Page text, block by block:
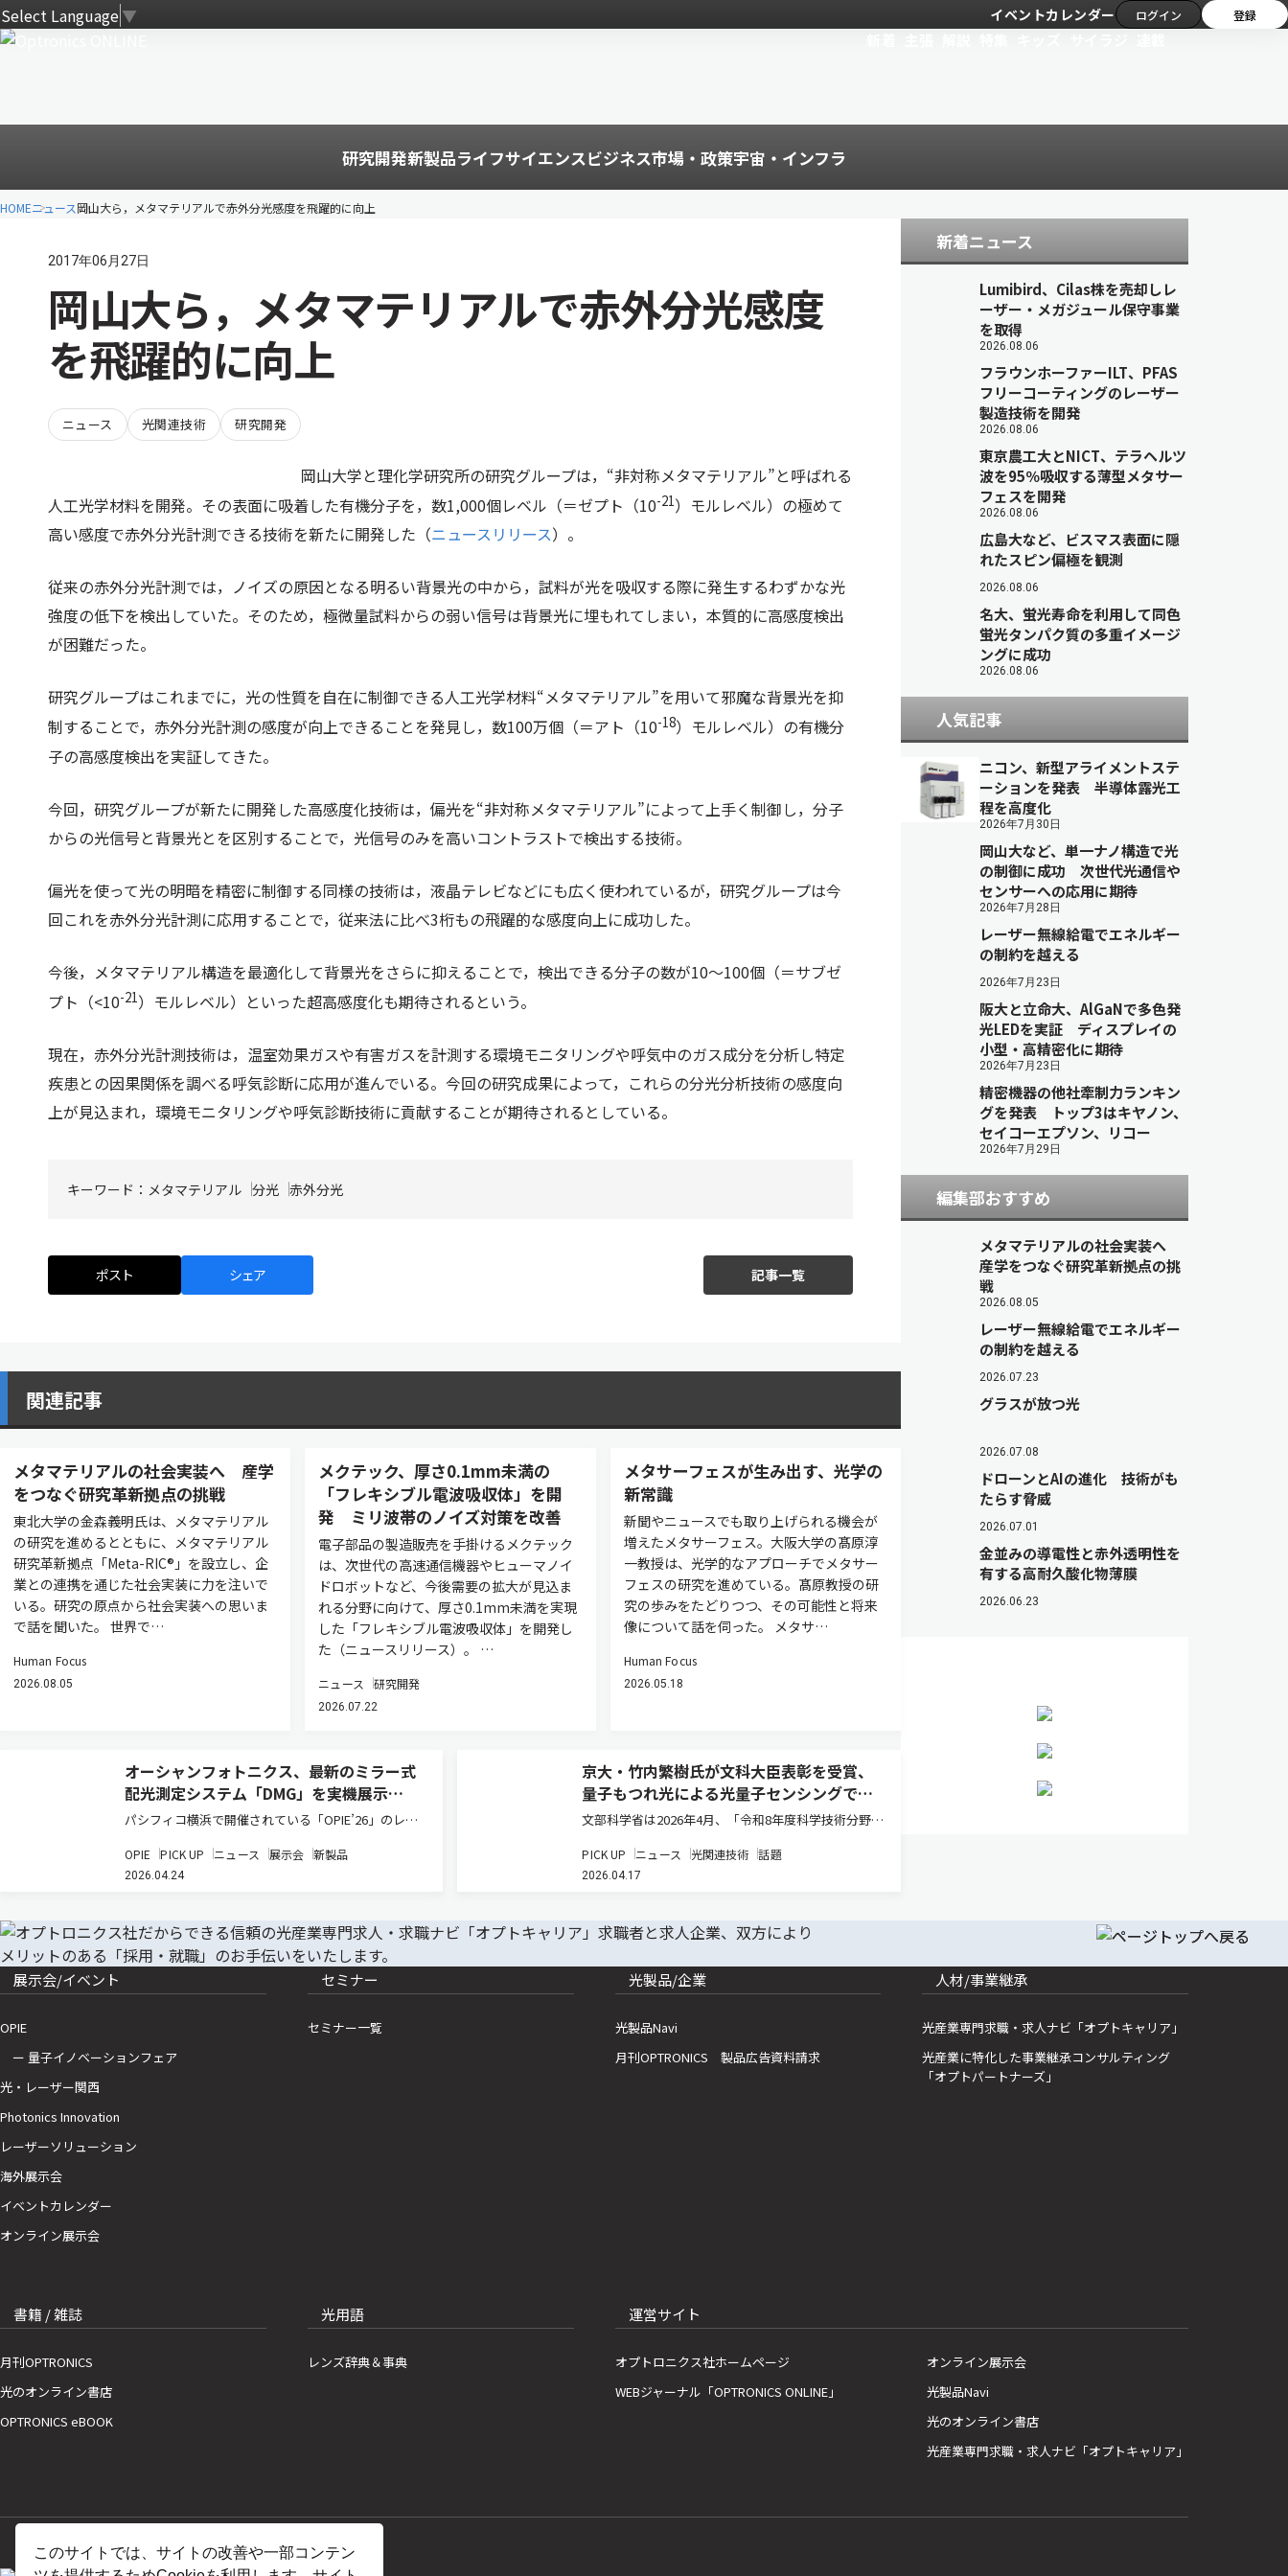
このサイトでは、サイトの改善や一部コンテン
Select Language▼ イベントカレンダー ログイン 登録
研究開発新製品ライフサイエンスビジネス市場・政策宇宙・インフラ
HOMEニュース岡山大ら，メタマテリアルで赤外分光感度を飛躍的に向上
2017年06月27日
岡山大ら，メタマテリアルで赤外分光感度
を飛躍的に向上
ニュース 光関連技術 研究開発
岡山大学と理化学研究所の研究グループは，“非対称メタマテリアル”と呼ばれる
人工光学材料を開発。その表面に吸着した有機分子を，数1,000個レベル（＝ゼプト（10-21）モルレベル）の極めて
高い感度で赤外分光計測できる技術を新たに開発した（ニュースリリース）。
従来の赤外分光計測では，ノイズの原因となる明るい背景光の中から，試料が光を吸収する際に発生するわずかな光
強度の低下を検出していた。そのため，極微量試料からの弱い信号は背景光に埋もれてしまい，本質的に高感度検出
が困難だった。
研究グループはこれまでに，光の性質を自在に制御できる人工光学材料“メタマテリアル”を用いて邪魔な背景光を抑
制することで，赤外分光計測の感度が向上できることを発見し，数100万個（＝アト（10-18）モルレベル）の有機分
子の高感度検出を実証してきた。
今回，研究グループが新たに開発した高感度化技術は，偏光を“非対称メタマテリアル”によって上手く制御し，分子
からの光信号と背景光とを区別することで，光信号のみを高いコントラストで検出する技術。
偏光を使って光の明暗を精密に制御する同様の技術は，液晶テレビなどにも広く使われているが，研究グループは今
回これを赤外分光計測に応用することで，従来法に比べ3桁もの飛躍的な感度向上に成功した。
今後，メタマテリアル構造を最適化して背景光をさらに抑えることで，検出できる分子の数が10～100個（＝サブゼ
プト（<10-21 ）モルレベル）といった超高感度化も期待されるという。
現在，赤外分光計測技術は，温室効果ガスや有害ガスを計測する環境モニタリングや呼気中のガス成分を分析し特定
疾患との因果関係を調べる呼気診断に応用が進んでいる。今回の研究成果によって，これらの分光分析技術の感度向
上が見込まれ，環境モニタリングや呼気診断技術に貢献することが期待されるとしている。
キーワード： メタマテリアル 分光 赤外分光
ポスト シェア 記事一覧
関連記事
メタマテリアルの社会実装へ 産学
をつなぐ研究革新拠点の挑戦
東北大学の金森義明氏は、メタマテリアル
の研究を進めるとともに、メタマテリアル
研究革新拠点「Meta-RIC®」を設立し、企
業との連携を通じた社会実装に力を注いで
いる。研究の原点から社会実装への思いま
で話を聞いた。 世界で…
Human Focus
2026.08.05
メクテック、厚さ0.1mm未満の
「フレキシブル電波吸収体」を開
発 ミリ波帯のノイズ対策を改善
電子部品の製造販売を手掛けるメクテック
は、次世代の高速通信機器やヒューマノイ
ドロボットなど、今後需要の拡大が見込ま
れる分野に向けて、厚さ0.1mm未満を実現
した「フレキシブル電波吸収体」を開発し
た（ニュースリリース）。 …
ニュース 研究開発
2026.07.22
メタサーフェスが生み出す、光学の
新常識
新聞やニュースでも取り上げられる機会が
増えたメタサーフェス。大阪大学の髙原淳
一教授は、光学的なアプローチでメタサー
フェスの研究を進めている。髙原教授の研
究の歩みをたどりつつ、その可能性と将来
像について話を伺った。 メタサ…
Human Focus
2026.05.18
オーシャンフォトニクス、最新のミラー式
配光測定システム「DMG」を実機展示
【OPIE26】
パシフィコ横浜で開催されている「OPIE’26」のレー
オーシャンフォトニクス株式会社は、次世代ディスプ
レイや高度な光学設計の評価を支援する最新のソリュ
OPIE PICK UP ニュース 展示会 新製品
2026.04.24
京大・竹内繁樹氏が文科大臣表彰を受賞、
量子もつれ光による光量子センシングで評
価
文部科学省は2026年4月、「令和8年度科学技術分野の
学技術賞（研究部門）において、京都大学大学院工学
研究科・教授の竹内繁樹氏が受賞した（ニュースリリ
PICK UP ニュース 光関連技術 話題
2026.04.17
新着ニュース
Lumibird、Cilas株を売却しレ
ーザー・メガジュール保守事業
を取得
2026.08.06
フラウンホーファーILT、PFAS
フリーコーティングのレーザー
製造技術を開発
2026.08.06
東京農工大とNICT、テラヘルツ
波を95％吸収する薄型メタサー
フェスを開発
2026.08.06
広島大など、ビスマス表面に隠
れたスピン偏極を観測
2026.08.06
名大、蛍光寿命を利用して同色
蛍光タンパク質の多重イメージ
ングに成功
2026.08.06
人気記事
ニコン、新型アライメントステ
ーションを発表 半導体露光工
程を高度化
2026年7月30日
岡山大など、単一ナノ構造で光
の制御に成功 次世代光通信や
センサーへの応用に期待
2026年7月28日
レーザー無線給電でエネルギー
の制約を越える
2026年7月23日
阪大と立命大、AlGaNで多色発
光LEDを実証 ディスプレイの
小型・高精密化に期待
2026年7月23日
精密機器の他社牽制力ランキン
グを発表 トップ3はキヤノン、
セイコーエプソン、リコー
2026年7月29日
編集部おすすめ
メタマテリアルの社会実装へ
産学をつなぐ研究革新拠点の挑
戦
2026.08.05
レーザー無線給電でエネルギー
の制約を越える
2026.07.23
グラスが放つ光
2026.07.08
ドローンとAIの進化 技術がも
たらす脅威
2026.07.01
金並みの導電性と赤外透明性を
有する高耐久酸化物薄膜
2026.06.23
展示会/イベント
OPIE
ー 量子イノベーションフェア
光・レーザー関西
Photonics Innovation
レーザーソリューション
海外展示会
イベントカレンダー
オンライン展示会
セミナー
セミナー一覧
光製品/企業
光製品Navi
月刊OPTRONICS 製品広告資料請求
人材/事業継承
光産業専門求職・求人ナビ「オプトキャリア」
光産業に特化した事業継承コンサルティング
「オプトパートナーズ」
書籍 / 雑誌
月刊OPTRONICS
光のオンライン書店
OPTRONICS eBOOK
光用語
レンズ辞典＆事典
運営サイト
オプトロニクス社ホームページ
WEBジャーナル「OPTRONICS ONLINE」
オンライン展示会
光製品Navi
光のオンライン書店
光産業専門求職・求人ナビ「オプトキャリア」